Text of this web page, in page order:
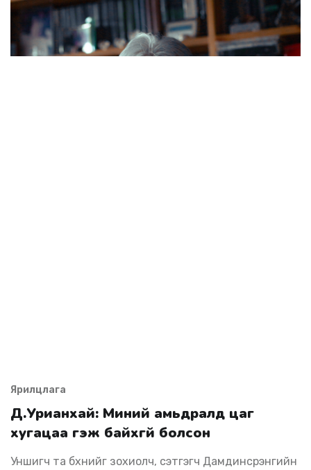
Ярилцлага
Д.Урианхай: Миний амьдралд цаг
хугацаа гэж байхгүй болсон
Уншигч та бүхнийг зохиолч, сэтгэгч Дамдинсүрэнгийн